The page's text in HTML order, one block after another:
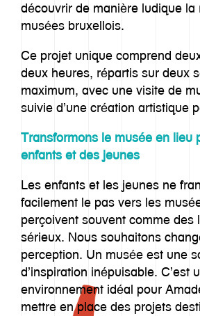
Notre
Approche
Offre
Equipe
Contact
découvrir de manière ludique la
musées bruxellois.
Ce projet unique comprend
deux heures, répartis sur deux
maximum, avec une visite de
suivie d’une création artistique
Transformons le musée en lieu
enfants et des jeunes
Les enfants et les jeunes ne
facilement le pas vers les
perçoivent souvent comme des
sérieux. Nous souhaitons
perception. Un musée est une
d’inspiration inépuisable. C’est
environnement idéal pour
mettre en place des projets